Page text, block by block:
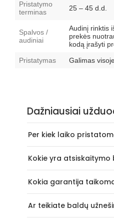
Pristatymo
terminas
25 – 45 d.d.
Spalvos /
audiniai
Audinį rinktis
prekės
kodą įrašyti
Pristatymas
Galimas
Dažniausiai
Per kiek laiko
Kokie yra atsiskaitymo
Kokia garantija
Ar teikiate baldų